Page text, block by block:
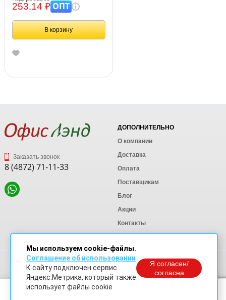
253.14 ₽ОПТ
В корзину
Заказать звонок
8 (4872) 71-11-33
ДОПОЛНИТЕЛЬНО
О компании
Доставка
Оплата
Поставщикам
Блог
Акции
Контакты
Политика конфиденциальности
Согласие на обработку персональных данных
Согласие на обработку данных Яндекс Метрика
Мы используем cookie-файлы.
Соглашение об использовании
К сайту подключен сервис
Яндекс.Метрика, который также
использует файлы cookie
Я согласен/
согласна